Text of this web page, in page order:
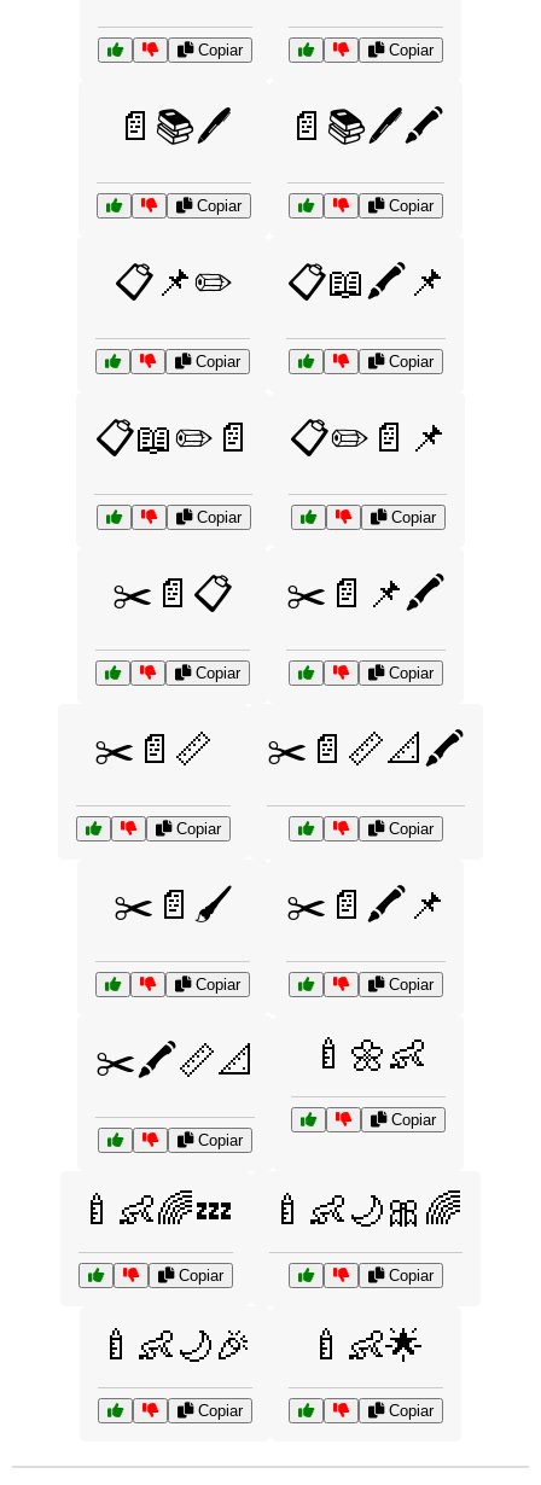
Copiar Copiar
📄📚🖊️
Copiar
📄📚🖊️🖍️
Copiar
📋📌✏️
Copiar
📋📖🖍️📌
Copiar
📋📖✏️📄
Copiar
📋✏️📄📌
Copiar
✂️📄📋
Copiar
✂️📄📌🖍️
Copiar
✂️📄📏
Copiar
✂️📄📏📐🖍️
Copiar
✂️📄🖌️
Copiar
✂️📄🖍️📌
Copiar
✂️🖍️📏📐
Copiar
🍼🌼👶
Copiar
🍼👶🌈💤
Copiar
🍼👶🌙🎀🌈
Copiar
🍼👶🌙🎉
Copiar
🍼👶🌟
Copiar